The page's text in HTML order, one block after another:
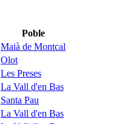
Poble
Maià de Montcal
Olot
Les Preses
La Vall d'en Bas
Santa Pau
La Vall d'en Bas